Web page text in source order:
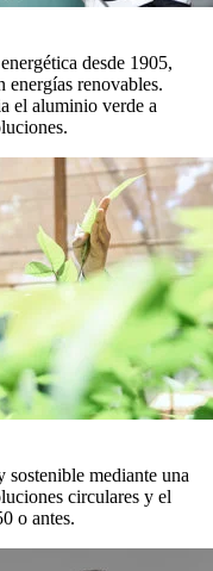
desde 1905,
energías renovables.
el aluminio verde a
mediante una
circulares y el
o antes.